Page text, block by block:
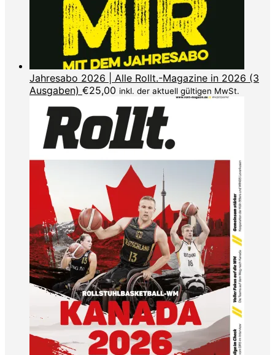
Jahresabo 2026 | Alle Rollt.-Magazine in 2026 (3
Ausgaben) €25,00 inkl. der aktuell gültigen MwSt.